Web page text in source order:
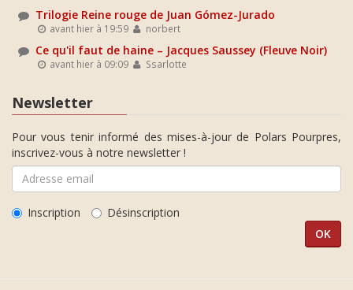
Trilogie Reine rouge de Juan Gómez-Jurado
avant hier à 19:59 norbert
Ce qu'il faut de haine – Jacques Saussey (Fleuve Noir)
avant hier à 09:09 Ssarlotte
Newsletter
Pour vous tenir informé des mises-à-jour de Polars Pourpres,
inscrivez-vous à notre newsletter !
Inscription Désinscription